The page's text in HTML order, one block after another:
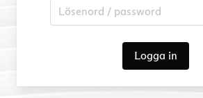
Logga in